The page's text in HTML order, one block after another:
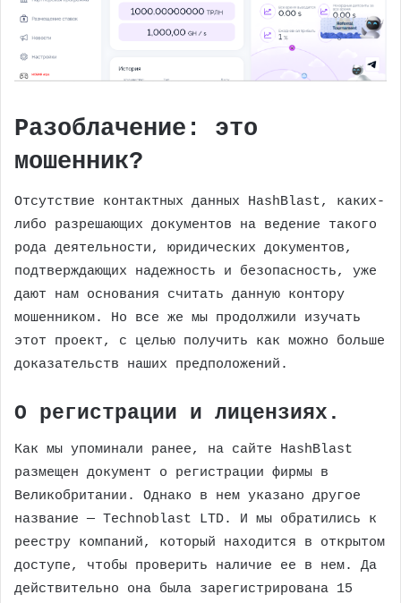
Разоблачение: это
мошенник?
Отсутствие контактных данных HashBlast, каких-
либо разрешающих документов на ведение такого
рода деятельности, юридических документов,
подтверждающих надежность и безопасность, уже
дают нам основания считать данную контору
мошенником. Но все же мы продолжили изучать
этот проект, с целью получить как можно больше
доказательств наших предположений.
О регистрации и лицензиях.
Как мы упоминали ранее, на сайте HashBlast
размещен документ о регистрации фирмы в
Великобритании. Однако в нем указано другое
название — Technoblast LTD. И мы обратились к
реестру компаний, который находится в открытом
доступе, чтобы проверить наличие ее в нем. Да
действительно она была зарегистрирована 15